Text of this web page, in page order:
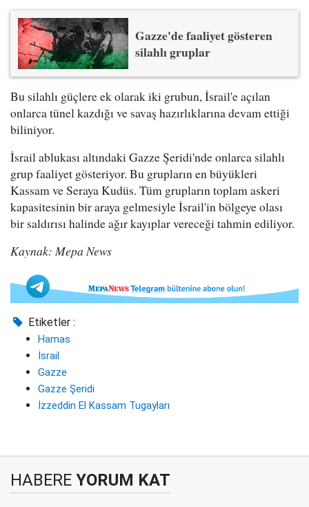
Gazze'de faaliyet gösteren
silahlı gruplar
Bu silahlı güçlere ek olarak iki grubun, İsrail'e açılan
onlarca tünel kazdığı ve savaş hazırlıklarına devam ettiği
biliniyor.
İsrail ablukası altındaki Gazze Şeridi'nde onlarca silahlı
grup faaliyet gösteriyor. Bu grupların en büyükleri
Kassam ve Seraya Kudüs. Tüm grupların toplam askeri
kapasitesinin bir araya gelmesiyle İsrail'in bölgeye olası
bir saldırısı halinde ağır kayıplar vereceği tahmin ediliyor.
Kaynak: Mepa News
Etiketler :
Hamas
İsrail
Gazze
Gazze Şeridi
İzzeddin El Kassam Tugayları
HABERE YORUM KAT